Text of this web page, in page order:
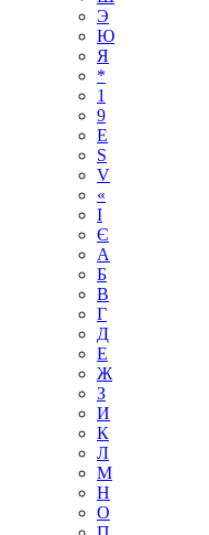
Э
Ю
Я
*
1
9
E
S
V
«
І
Є
А
Б
В
Г
Д
Е
Ж
З
И
К
Л
М
Н
О